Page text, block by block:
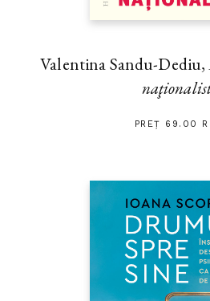
Valentina Sandu-Dediu,
PREȚ 69.00